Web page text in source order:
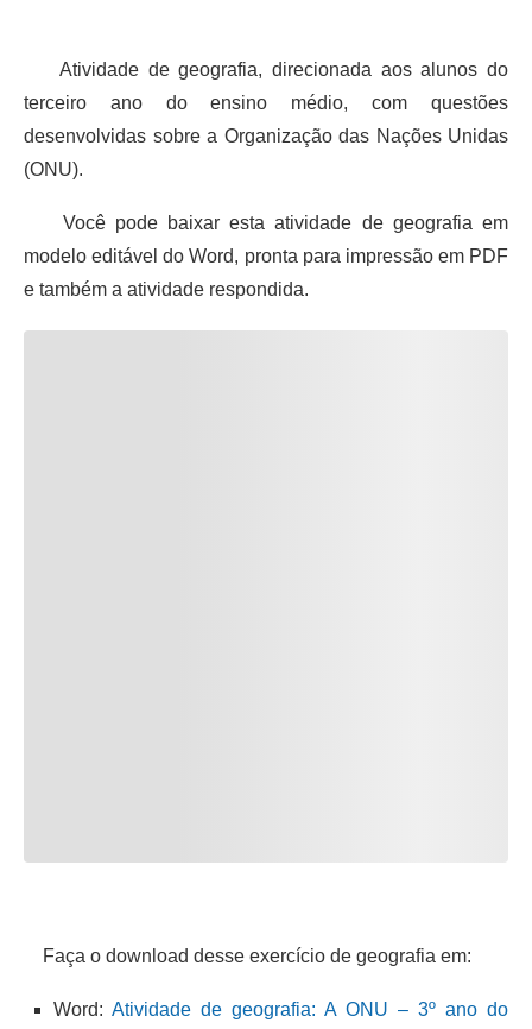
Atividade de geografia, direcionada aos alunos do
terceiro ano do ensino médio, com questões
desenvolvidas sobre a Organização das Nações Unidas
(ONU).
Você pode baixar esta atividade de geografia em
modelo editável do Word, pronta para impressão em PDF
e também a atividade respondida.
Faça o download desse exercício de geografia em:
Word: Atividade de geografia: A ONU – 3º ano do